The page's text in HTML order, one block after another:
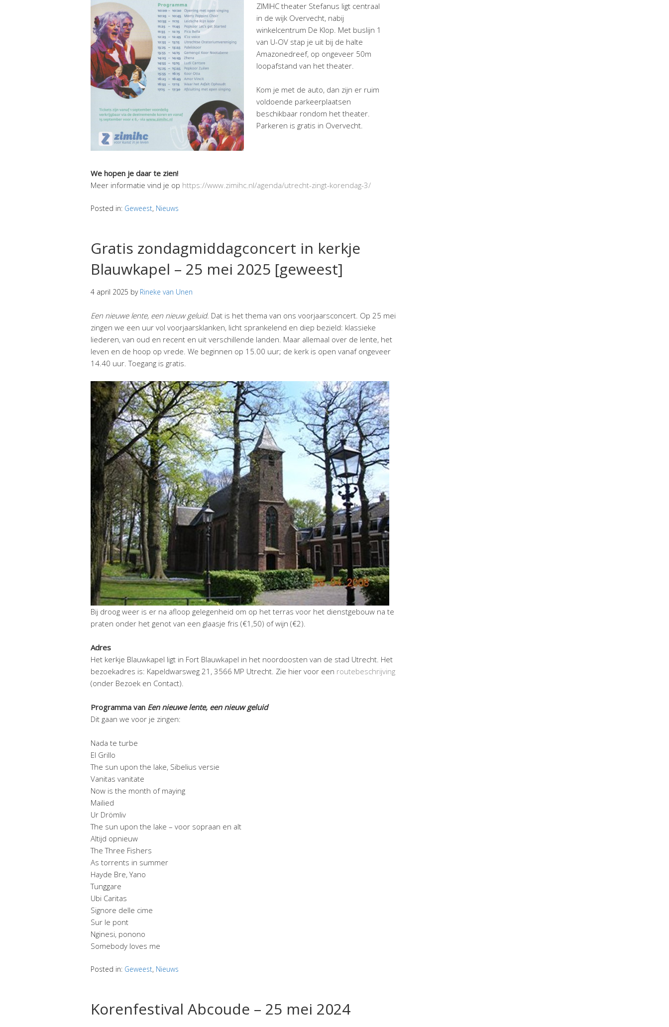
ZIMIHC theater Stefanus ligt centraal
in de wijk Overvecht, nabij
winkelcentrum De Klop. Met buslijn 1
van U-OV stap je uit bij de halte
Amazonedreef, op ongeveer 50m
loopafstand van het theater.
Kom je met de auto, dan zijn er ruim
voldoende parkeerplaatsen
beschikbaar rondom het theater.
Parkeren is gratis in Overvecht.
We hopen je daar te zien!
Meer informatie vind je op https://www.zimihc.nl/agenda/utrecht-zingt-korendag-3/
Posted in: Geweest, Nieuws
Gratis zondagmiddagconcert in kerkje
Blauwkapel – 25 mei 2025 [geweest]
4 april 2025 by Rineke van Unen
Een nieuwe lente, een nieuw geluid. Dat is het thema van ons voorjaarsconcert. Op 25 mei
zingen we een uur vol voorjaarsklanken, licht sprankelend en diep bezield: klassieke
liederen, van oud en recent en uit verschillende landen. Maar allemaal over de lente, het
leven en de hoop op vrede. We beginnen op 15.00 uur; de kerk is open vanaf ongeveer
14.40 uur. Toegang is gratis.
Bij droog weer is er na afloop gelegenheid om op het terras voor het dienstgebouw na te
praten onder het genot van een glaasje fris (€1,50) of wijn (€2).
Adres
Het kerkje Blauwkapel ligt in Fort Blauwkapel in het noordoosten van de stad Utrecht. Het
bezoekadres is: Kapeldwarsweg 21, 3566 MP Utrecht. Zie hier voor een routebeschrijving
(onder Bezoek en Contact).
Programma van Een nieuwe lente, een nieuw geluid
Dit gaan we voor je zingen:
Nada te turbe
El Grillo
The sun upon the lake, Sibelius versie
Vanitas vanitate
Now is the month of maying
Mailied
Ur Drömliv
The sun upon the lake – voor sopraan en alt
Altijd opnieuw
The Three Fishers
As torrents in summer
Hayde Bre, Yano
Tunggare
Ubi Caritas
Signore delle cime
Sur le pont
Nginesi, ponono
Somebody loves me
Posted in: Geweest, Nieuws
Korenfestival Abcoude – 25 mei 2024